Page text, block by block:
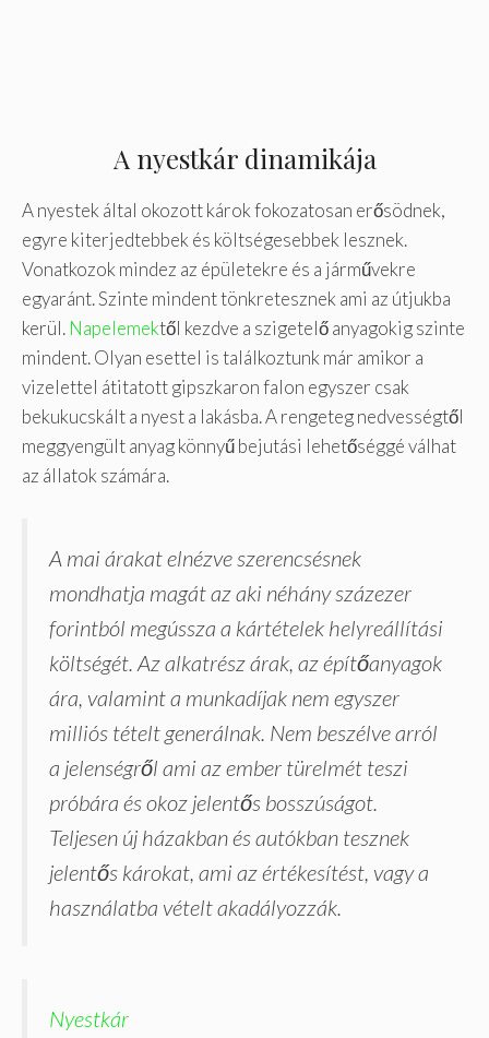
A nyestkár dinamikája
A nyestek által okozott károk fokozatosan erősödnek,
egyre kiterjedtebbek és költségesebbek lesznek.
Vonatkozok mindez az épületekre és a járművekre
egyaránt. Szinte mindent tönkretesznek ami az útjukba
kerül. Napelemektől kezdve a szigetelő anyagokig szinte
mindent. Olyan esettel is találkoztunk már amikor a
vizelettel átitatott gipszkaron falon egyszer csak
bekukucskált a nyest a lakásba. A rengeteg nedvességtől
meggyengült anyag könnyű bejutási lehetőséggé válhat
az állatok számára.
A mai árakat elnézve szerencsésnek
mondhatja magát az aki néhány százezer
forintból megússza a kártételek helyreállítási
költségét. Az alkatrész árak, az építőanyagok
ára, valamint a munkadíjak nem egyszer
milliós tételt generálnak. Nem beszélve arról
a jelenségről ami az ember türelmét teszi
próbára és okoz jelentős bosszúságot.
Teljesen új házakban és autókban tesznek
jelentős károkat, ami az értékesítést, vagy a
használatba vételt akadályozzák.
Nyestkár